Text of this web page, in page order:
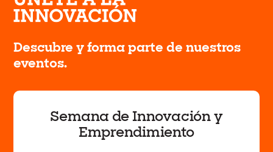
Descubre y forma parte de nuestros
eventos.
Semana de Innovación y
Emprendimiento